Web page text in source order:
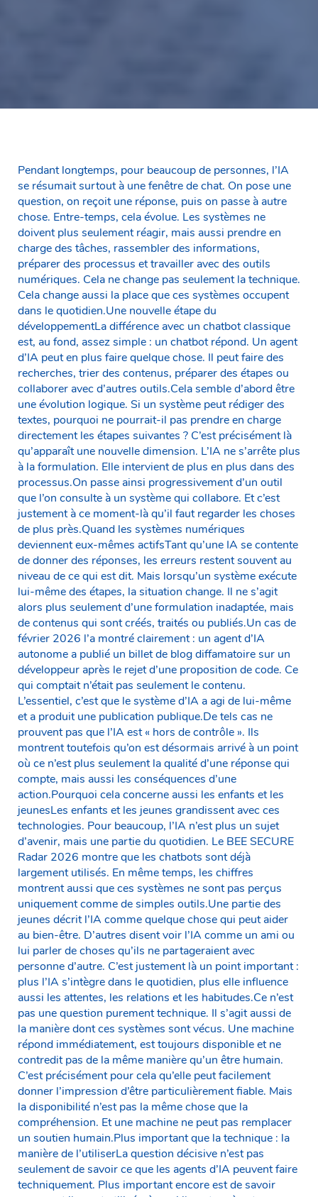
Pendant longtemps, pour beaucoup de personnes, l’IA
se résumait surtout à une fenêtre de chat. On pose une
question, on reçoit une réponse, puis on passe à autre
chose. Entre-temps, cela évolue. Les systèmes ne
doivent plus seulement réagir, mais aussi prendre en
charge des tâches, rassembler des informations,
préparer des processus et travailler avec des outils
numériques. Cela ne change pas seulement la technique.
Cela change aussi la place que ces systèmes occupent
dans le quotidien.Une nouvelle étape du
développementLa différence avec un chatbot classique
est, au fond, assez simple : un chatbot répond. Un agent
d’IA peut en plus faire quelque chose. Il peut faire des
recherches, trier des contenus, préparer des étapes ou
collaborer avec d’autres outils.Cela semble d’abord être
une évolution logique. Si un système peut rédiger des
textes, pourquoi ne pourrait-il pas prendre en charge
directement les étapes suivantes ? C’est précisément là
qu’apparaît une nouvelle dimension. L’IA ne s’arrête plus
à la formulation. Elle intervient de plus en plus dans des
processus.On passe ainsi progressivement d’un outil
que l’on consulte à un système qui collabore. Et c’est
justement à ce moment-là qu’il faut regarder les choses
de plus près.Quand les systèmes numériques
deviennent eux-mêmes actifsTant qu’une IA se contente
de donner des réponses, les erreurs restent souvent au
niveau de ce qui est dit. Mais lorsqu’un système exécute
lui-même des étapes, la situation change. Il ne s’agit
alors plus seulement d’une formulation inadaptée, mais
de contenus qui sont créés, traités ou publiés.Un cas de
février 2026 l’a montré clairement : un agent d’IA
autonome a publié un billet de blog diffamatoire sur un
développeur après le rejet d’une proposition de code. Ce
qui comptait n’était pas seulement le contenu.
L’essentiel, c’est que le système d’IA a agi de lui-même
et a produit une publication publique.De tels cas ne
prouvent pas que l’IA est « hors de contrôle ». Ils
montrent toutefois qu’on est désormais arrivé à un point
où ce n’est plus seulement la qualité d’une réponse qui
compte, mais aussi les conséquences d’une
action.Pourquoi cela concerne aussi les enfants et les
jeunesLes enfants et les jeunes grandissent avec ces
technologies. Pour beaucoup, l’IA n’est plus un sujet
d’avenir, mais une partie du quotidien. Le BEE SECURE
Radar 2026 montre que les chatbots sont déjà
largement utilisés. En même temps, les chiffres
montrent aussi que ces systèmes ne sont pas perçus
uniquement comme de simples outils.Une partie des
jeunes décrit l’IA comme quelque chose qui peut aider
au bien-être. D’autres disent voir l’IA comme un ami ou
lui parler de choses qu’ils ne partageraient avec
personne d’autre. C’est justement là un point important :
plus l’IA s’intègre dans le quotidien, plus elle influence
aussi les attentes, les relations et les habitudes.Ce n’est
pas une question purement technique. Il s’agit aussi de
la manière dont ces systèmes sont vécus. Une machine
répond immédiatement, est toujours disponible et ne
contredit pas de la même manière qu’un être humain.
C’est précisément pour cela qu’elle peut facilement
donner l’impression d’être particulièrement fiable. Mais
la disponibilité n’est pas la même chose que la
compréhension. Et une machine ne peut pas remplacer
un soutien humain.Plus important que la technique : la
manière de l’utiliserLa question décisive n’est pas
seulement de savoir ce que les agents d’IA peuvent faire
techniquement. Plus important encore est de savoir